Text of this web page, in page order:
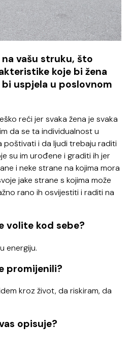
na vašu struku, što
koje bi žena
uspjela u poslovnom
reći jer svaka žena je svaka
da se ta individualnost u
i da ljudi trebaju raditi
su im urođene i graditi ih jer
i neke strane na kojima mora
jake strane s kojima može
rano ih osvijestiti i raditi na
volite kod sebe?
energiju.
promijenili?
kroz život, da riskiram, da
opisuje?